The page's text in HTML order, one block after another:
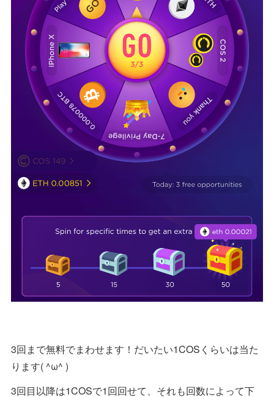
3回まで無料でまわせます！だいたい1COSくらいは当た
ります( ^ω^ )
3回目以降は1COSで1回回せて、それも回数によって下